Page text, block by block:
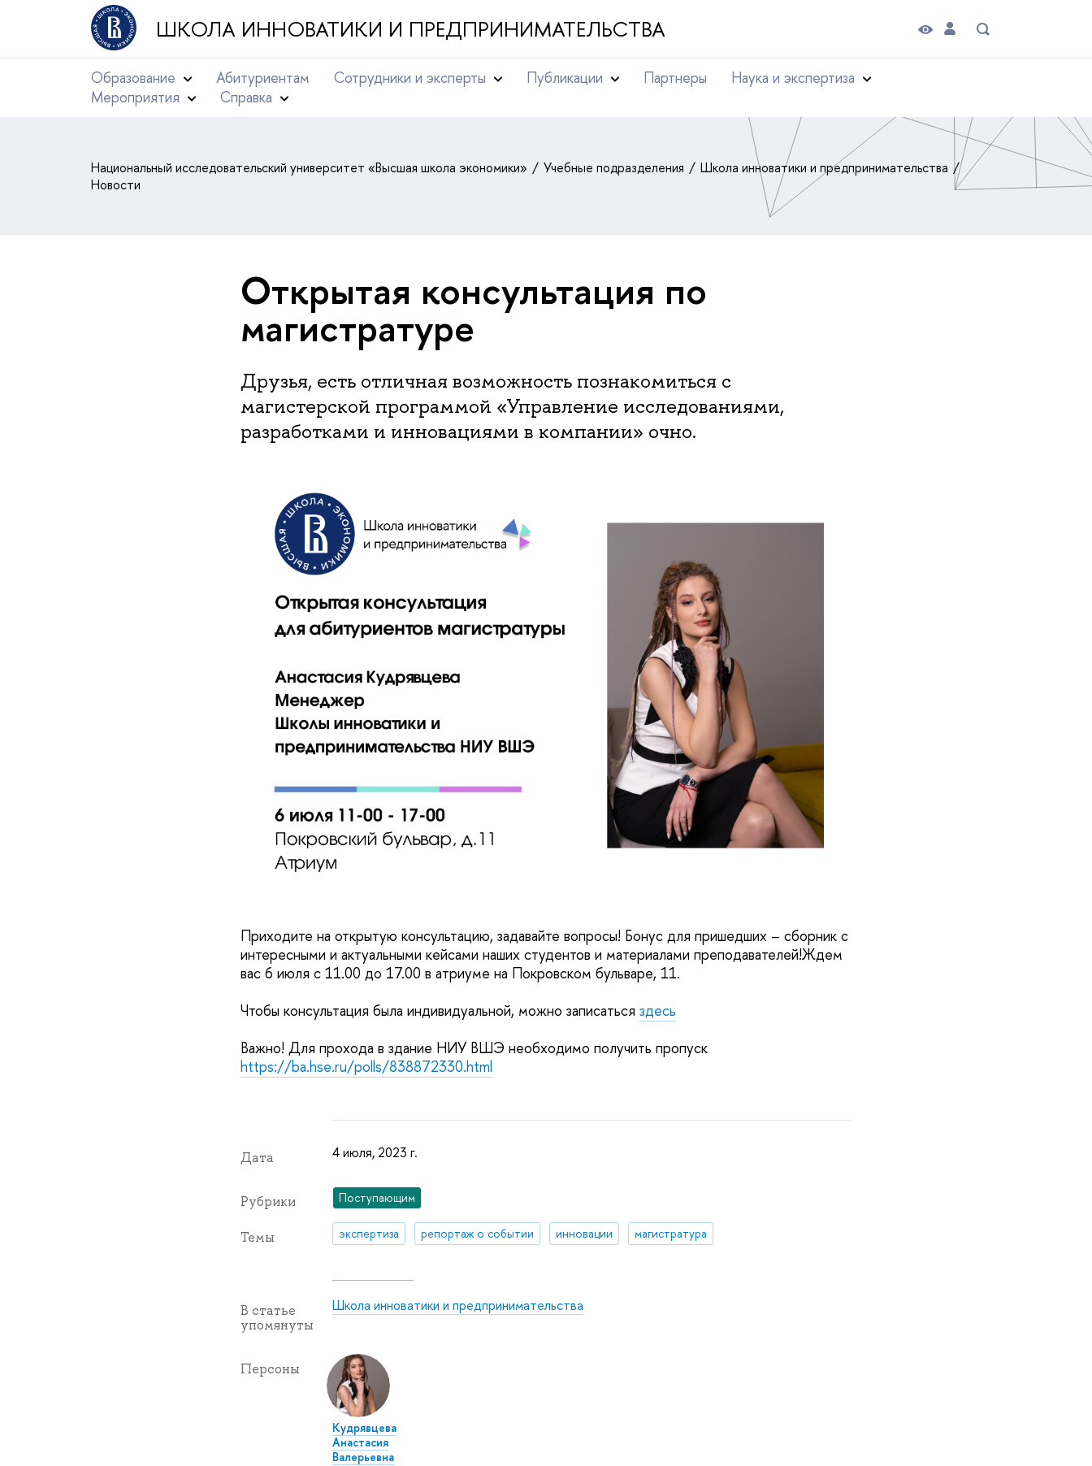
ШКОЛА ИННОВАТИКИ И ПРЕДПРИНИМАТЕЛЬСТВА
Образование Абитуриентам Сотрудники и эксперты Публикации Партнеры
Наука и экспертиза
Мероприятия
Справка
Национальный исследовательский университет «Высшая школа экономики» Учебные подразделения
Школа инноватики и предпринимательства
Новости
Открытая консультация по
магистратуре
Друзья, есть отличная возможность познакомиться с
магистерской программой «Управление исследованиями,
разработками и инновациями в компании» очно.
Приходите на открытую консультацию, задавайте вопросы! Бонус для пришедших – сборник с
интересными и актуальными кейсами наших студентов и материалами преподавателей!Ждем
вас 6 июля с 11.00 до 17.00 в атриуме на Покровском бульваре, 11.
Чтобы консультация была индивидуальной, можно записаться здесь
Важно! Для прохода в здание НИУ ВШЭ необходимо получить пропуск
https://ba.hse.ru/polls/838872330.html
Дата 4 июля, 2023 г.
Рубрики Поступающим
Темы экспертиза репортаж о событии инновации магистратура
В статье
упомянуты
Школа инноватики и предпринимательства
Персоны
Кудрявцева
Анастасия
Валерьевна